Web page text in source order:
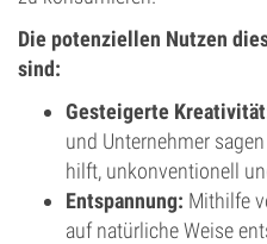
Die potenziellen Nutzen
sind:
Gesteigerte
und Unternehmer
hilft, unkonventionell
Entspannung: Mithilfe
auf natürliche Weise